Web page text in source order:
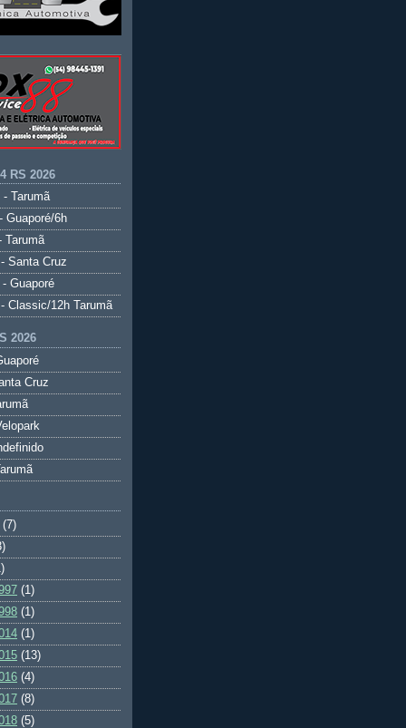
RS 2026
- Tarumã
Guaporé/6h
Tarumã
Santa Cruz
Guaporé
Classic/12h Tarumã
2026
Cruz
(7)
(1)
(1)
(1)
(13)
(4)
(8)
(5)